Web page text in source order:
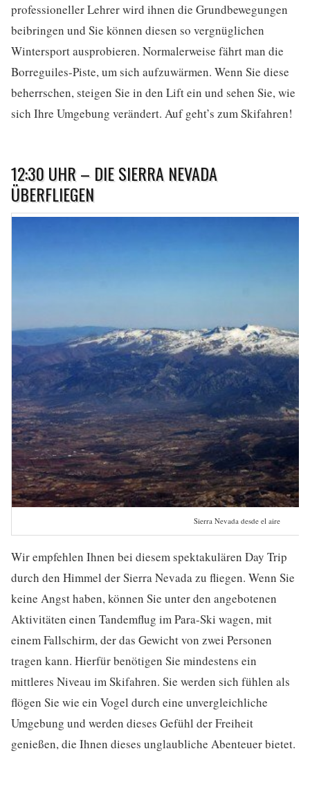
professioneller Lehrer wird ihnen die Grundbewegungen
beibringen und Sie können diesen so vergnüglichen
Wintersport ausprobieren. Normalerweise fährt man die
Borreguiles-Piste, um sich aufzuwärmen. Wenn Sie diese
beherrschen, steigen Sie in den Lift ein und sehen Sie, wie
sich Ihre Umgebung verändert. Auf geht’s zum Skifahren!
12:30 UHR – DIE SIERRA NEVADA
ÜBERFLIEGEN
Sierra Nevada desde el aire
Wir empfehlen Ihnen bei diesem spektakulären Day Trip
durch den Himmel der Sierra Nevada zu fliegen. Wenn Sie
keine Angst haben, können Sie unter den angebotenen
Aktivitäten einen Tandemflug im Para-Ski wagen, mit
einem Fallschirm, der das Gewicht von zwei Personen
tragen kann. Hierfür benötigen Sie mindestens ein
mittleres Niveau im Skifahren. Sie werden sich fühlen als
flögen Sie wie ein Vogel durch eine unvergleichliche
Umgebung und werden dieses Gefühl der Freiheit
genießen, die Ihnen dieses unglaubliche Abenteuer bietet.